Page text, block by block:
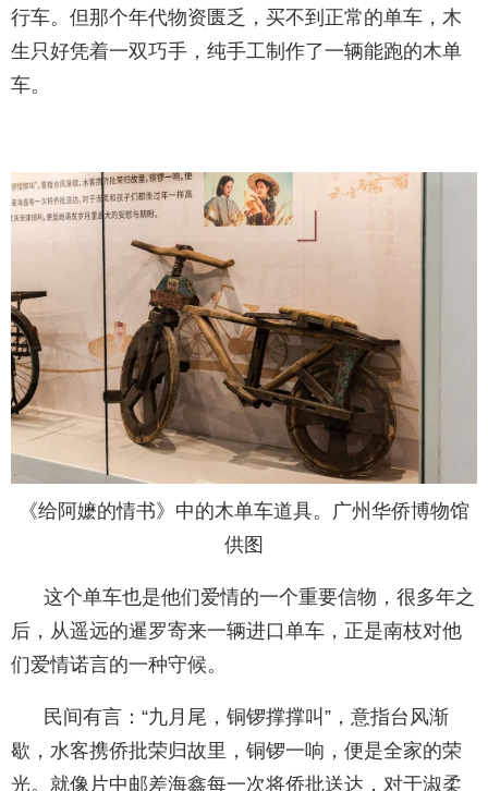
行车。但那个年代物资匮乏，买不到正常的单车，木
生只好凭着一双巧手，纯手工制作了一辆能跑的木单
车。
《给阿嬷的情书》中的木单车道具。广州华侨博物馆
供图
这个单车也是他们爱情的一个重要信物，很多年之
后，从遥远的暹罗寄来一辆进口单车，正是南枝对他
们爱情诺言的一种守候。
民间有言：“九月尾，铜锣撑撑叫”，意指台风渐
歇，水客携侨批荣归故里，铜锣一响，便是全家的荣
光。就像片中邮差海鑫每一次将侨批送达，对于淑柔